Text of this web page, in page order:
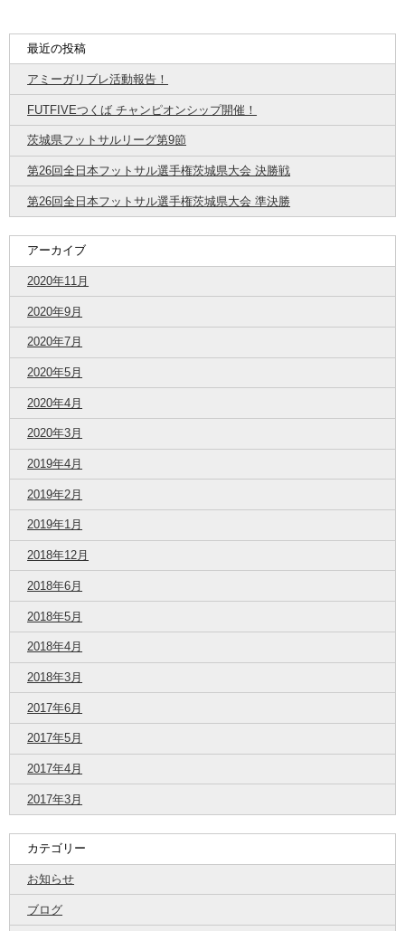
最近の投稿
アミーガリブレ活動報告！
FUTFIVEつくば チャンピオンシップ開催！
茨城県フットサルリーグ第9節
第26回全日本フットサル選手権茨城県大会 決勝戦
第26回全日本フットサル選手権茨城県大会 準決勝
アーカイブ
2020年11月
2020年9月
2020年7月
2020年5月
2020年4月
2020年3月
2019年4月
2019年2月
2019年1月
2018年12月
2018年6月
2018年5月
2018年4月
2018年3月
2017年6月
2017年5月
2017年4月
2017年3月
カテゴリー
お知らせ
ブログ